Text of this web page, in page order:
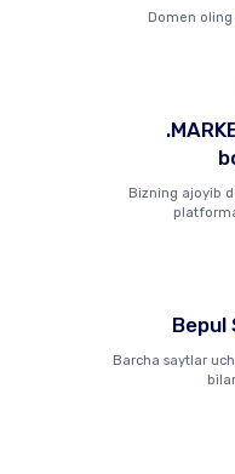
Domen
Bizning ajoyib
Bepul
Barcha saytlar